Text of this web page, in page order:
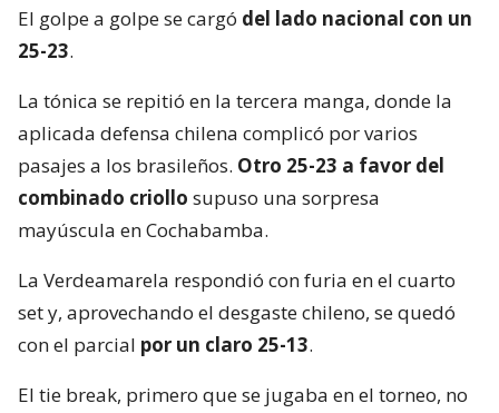
El golpe a golpe se cargó del lado nacional con un
25-23.
La tónica se repitió en la tercera manga, donde la
aplicada defensa chilena complicó por varios
pasajes a los brasileños. Otro 25-23 a favor del
combinado criollo supuso una sorpresa
mayúscula en Cochabamba.
La Verdeamarela respondió con furia en el cuarto
set y, aprovechando el desgaste chileno, se quedó
con el parcial por un claro 25-13.
El tie break, primero que se jugaba en el torneo, no